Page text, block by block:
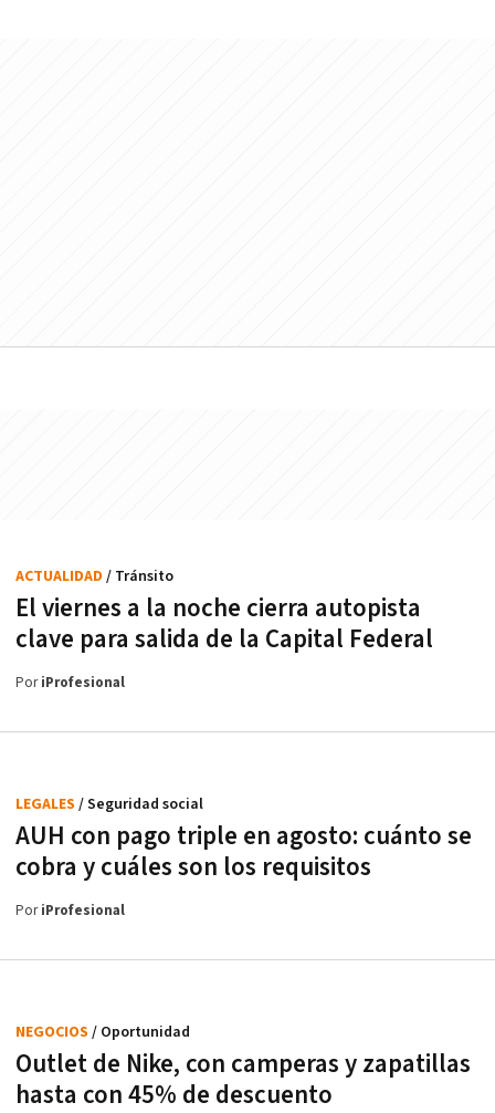
El viernes a la noche cierra autopista
clave para salida de la Capital Federal
ACTUALIDAD / Tránsito
PoriProfesional
AUH con pago triple en agosto: cuánto se
cobra y cuáles son los requisitos
LEGALES / Seguridad social
PoriProfesional
Outlet de Nike, con camperas y zapatillas
hasta con 45% de descuento
NEGOCIOS / Oportunidad